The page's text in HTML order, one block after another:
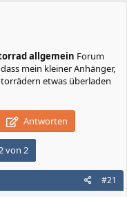
allgemein Forum
mein kleiner Anhänger,
etwas überladen
Antworten
von 2
#21